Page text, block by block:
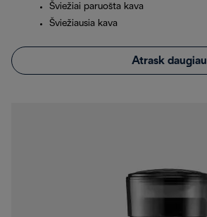
Šviežiai paruošta kava
Šviežiausia kava
Atrask daugiau